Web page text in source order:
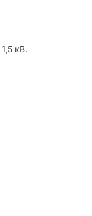
1,5 кВ.